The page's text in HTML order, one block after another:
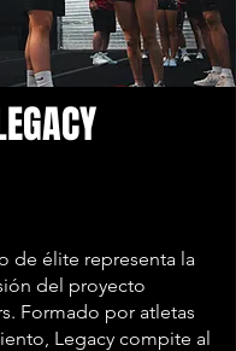
de élite representa la
del proyecto
Formado por atletas
Legacy compite al